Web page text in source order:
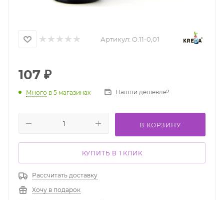
Артикул: O.11-0,01
107 ₽
Много в 5 магазинах Нашли дешевле?
В КОРЗИНУ
КУПИТЬ В 1 КЛИК
Рассчитать доставку
Хочу в подарок